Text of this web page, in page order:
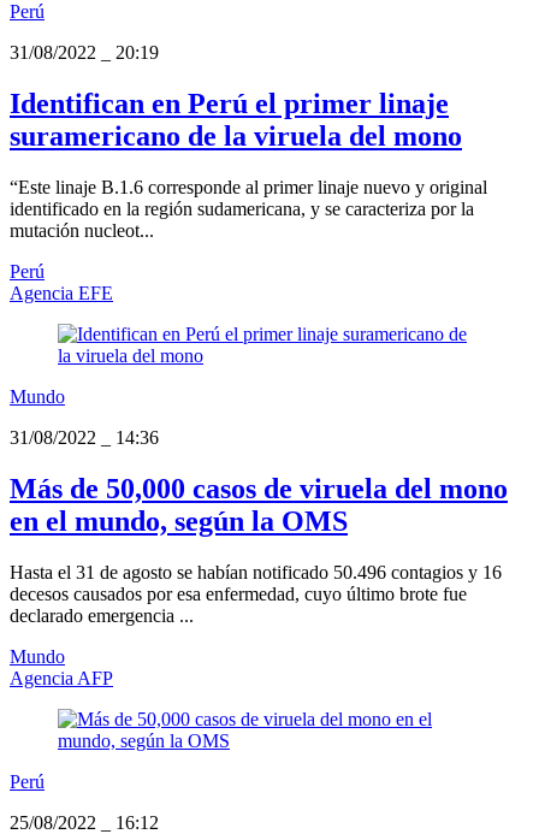
Perú
31/08/2022
20:19
Identifican en Perú el primer linaje
suramericano de la viruela del mono
“Este linaje B.1.6 corresponde al primer linaje nuevo y original
identificado en la región sudamericana, y se caracteriza por la
mutación nucleot...
Perú
Agencia EFE
Mundo
31/08/2022
14:36
Más de 50,000 casos de viruela del mono
en el mundo, según la OMS
Hasta el 31 de agosto se habían notificado 50.496 contagios y 16
decesos causados por esa enfermedad, cuyo último brote fue
declarado emergencia ...
Mundo
Agencia AFP
Perú
25/08/2022
16:12